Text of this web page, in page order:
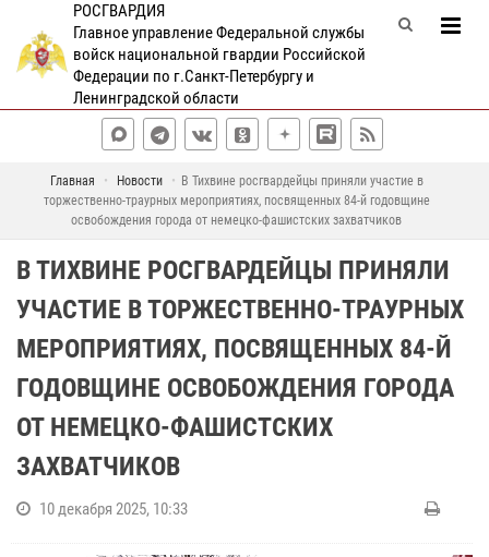
РОСГВАРДИЯ
Главное управление Федеральной службы
войск национальной гвардии Российской
Федерации по г.Санкт-Петербургу и
Ленинградской области
Главная Новости
В Тихвине росгвардейцы приняли участие в
торжественно-траурных мероприятиях, посвященных 84-й годовщине
освобождения города от немецко-фашистских захватчиков
В ТИХВИНЕ РОСГВАРДЕЙЦЫ ПРИНЯЛИ
УЧАСТИЕ В ТОРЖЕСТВЕННО-ТРАУРНЫХ
МЕРОПРИЯТИЯХ, ПОСВЯЩЕННЫХ 84-Й
ГОДОВЩИНЕ ОСВОБОЖДЕНИЯ ГОРОДА
ОТ НЕМЕЦКО-ФАШИСТСКИХ
ЗАХВАТЧИКОВ
10 декабря 2025, 10:33